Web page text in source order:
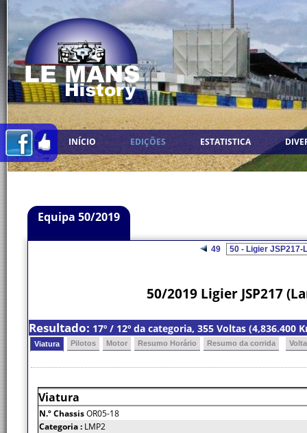
INÍCIO EDIÇÕES ESTATISTICA
Equipa 50/2019
49
50/2019 Ligier JSP217
Resultado: 17º / 12º da categoria, 355 Voltas (4,836.400
Viatura Pilotos Motor Resumo Horário Resumo da corrida
Viatura
N.º ChassisOR05-18
Categoria : LMP2